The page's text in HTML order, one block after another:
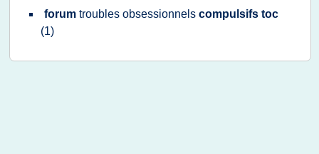
forum troubles obsessionnels compulsifs toc
(1)